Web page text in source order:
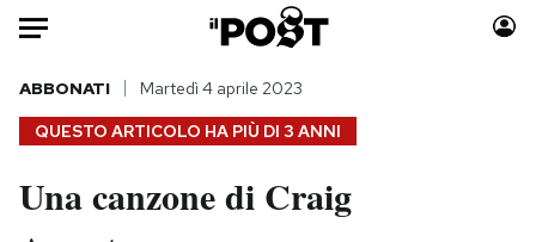
Auto
HOME
Italia
Moda
QUESTO ARTICOLO HA PIÙ DI 3 ANNI
ABBONATI Martedì 4 aprile 2023
Una canzone di Craig